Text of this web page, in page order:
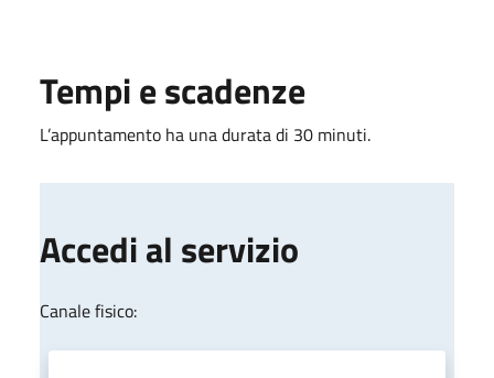
Tempi e scadenze
L’appuntamento ha una durata di 30 minuti.
Accedi al servizio
Canale fisico: